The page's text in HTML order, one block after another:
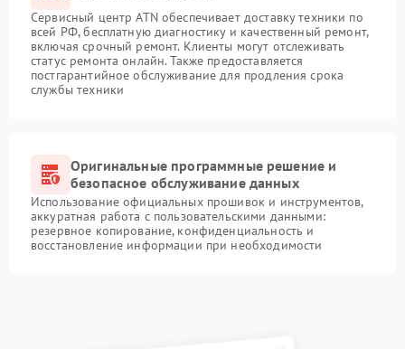
Сервисный центр ATN обеспечивает доставку техники по
всей РФ, бесплатную диагностику и качественный ремонт,
включая срочный ремонт. Клиенты могут отслеживать
статус ремонта онлайн. Также предоставляется
постгарантийное обслуживание для продления срока
службы техники
Оригинальные программные решение и
безопасное обслуживание данных
Использование официальных прошивок и инструментов,
аккуратная работа с пользовательскими данными:
резервное копирование, конфиденциальность и
восстановление информации при необходимости